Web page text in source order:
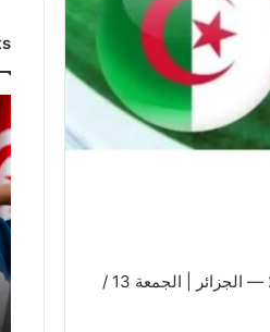
الثنوات الناقلة لمباراة الجزائر ليبيا مباراة أفتتاح كأس أمم إفريقيا للمحليين 2023 — الجزائر | الجمعة 13 /